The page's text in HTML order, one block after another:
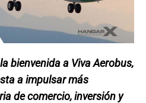
bienvenida a Viva Aerobus,
a impulsar más
de comercio, inversión y